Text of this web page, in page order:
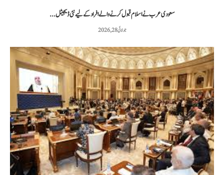
سعودی عرب نے اسلام قبول کرنے والے افراد کے لیے نئی ڈیجیٹل...
جولائی 28, 2026